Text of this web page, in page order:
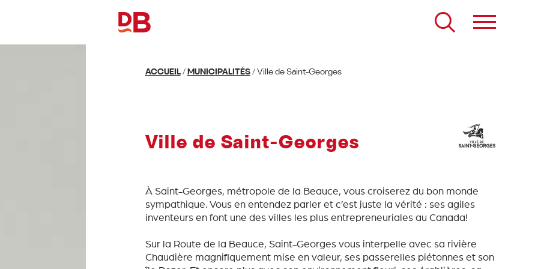
ACCUEIL/ MUNICIPALITÉS/ Ville de Saint-Georges
Ville de Saint-Georges
À Saint-Georges, métropole de la Beauce, vous croiserez du bon monde
sympathique. Vous en entendez parler et c’est juste la vérité : ses agiles
inventeurs en font une des villes les plus entrepreneuriales au Canada!
Sur la Route de la Beauce, Saint-Georges vous interpelle avec sa rivière
Chaudière magnifiquement mise en valeur, ses passerelles piétonnes et son